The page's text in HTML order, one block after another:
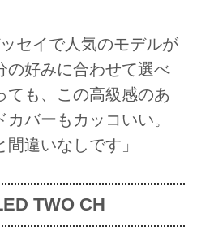
セイで人気のモデルが
の好みに合わせて選べ
ても、この高級感のあ
バーもカッコいい。
違いなしです」
TWO CH